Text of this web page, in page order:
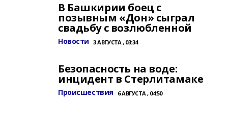
В Башкирии боец с
позывным «Дон» сыграл
свадьбу с возлюбленной
Новости 3 АВГУСТА , 03:34
Безопасность на воде:
инцидент в Стерлитамаке
Происшествия 6 АВГУСТА , 04:50